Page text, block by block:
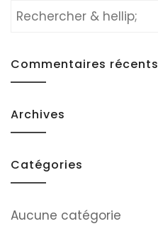
Rechercher:
Commentaires récents
Archives
Catégories
Aucune catégorie